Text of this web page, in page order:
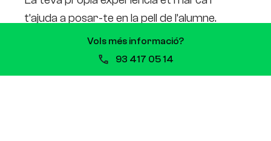
t’ajuda a posar-te en la pell de l’alumne.
Aprens a transmetre la pràctica i la teoria
tal i com a l’alumne li agrada rebre-la.
Vols més informació?
93 417 05 14